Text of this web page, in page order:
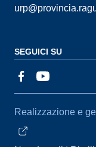
SEGUICI SU
Sezione
Realizzazione e